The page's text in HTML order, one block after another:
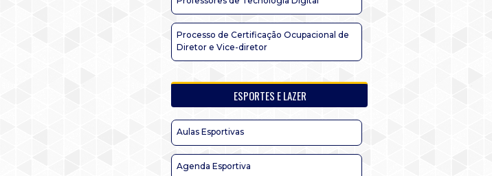
Processo de Certificação Ocupacional de
Diretor e Vice-diretor
ESPORTES E LAZER
Aulas Esportivas
Agenda Esportiva